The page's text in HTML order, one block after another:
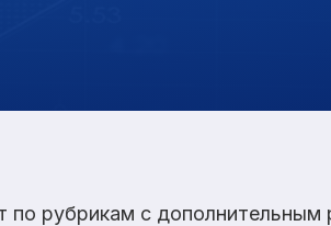
по рубрикам с дополнительным